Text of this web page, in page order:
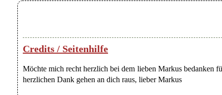
Credits / Seitenhilfe
Möchte mich recht herzlich bei dem lieben Markus bedanken
herzlichen Dank gehen an dich raus, lieber Markus